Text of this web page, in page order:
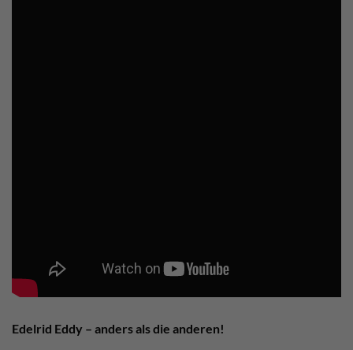
Edelrid Eddy – anders als die anderen!